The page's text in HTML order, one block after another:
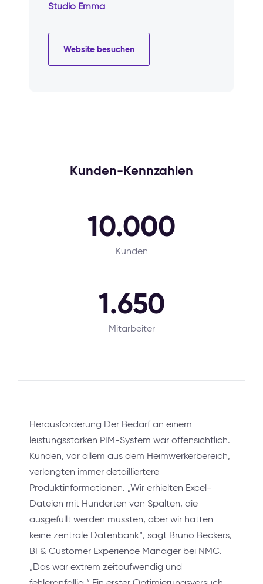
Studio Emma
Website besuchen
Kunden-Kennzahlen
10.000
Kunden
1.650
Mitarbeiter
Herausforderung Der Bedarf an einem
leistungsstarken PIM-System war offensichtlich.
Kunden, vor allem aus dem Heimwerkerbereich,
verlangten immer detailliertere
Produktinformationen. „Wir erhielten Excel-
Dateien mit Hunderten von Spalten, die
ausgefüllt werden mussten, aber wir hatten
keine zentrale Datenbank“, sagt Bruno Beckers,
BI & Customer Experience Manager bei NMC.
„Das war extrem zeitaufwendig und